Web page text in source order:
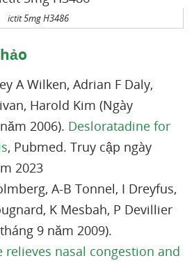
ictit 5mg H3486
A Wilken, Adrian F Daly,
Harold Kim (Ngày
2006). Desloratadine for
, Pubmed. Truy cập ngày
2023
A-B Tonnel, I Dreyfus,
K Mesbah, P Devillier
9 năm 2009).
relieves nasal congestion and